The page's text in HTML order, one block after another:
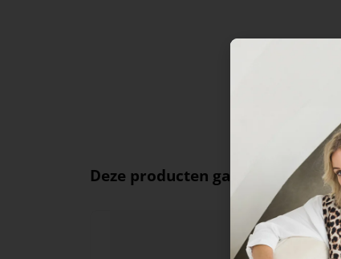
Deze producten ga je leuk vinden